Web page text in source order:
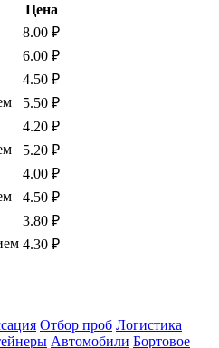
Цена
8.00 ₽
6.00 ₽
4.50 ₽
5.50 ₽
4.20 ₽
5.20 ₽
4.00 ₽
4.50 ₽
3.80 ₽
4.30 ₽
Отбор проб Логистика
Автомобили Бортовое